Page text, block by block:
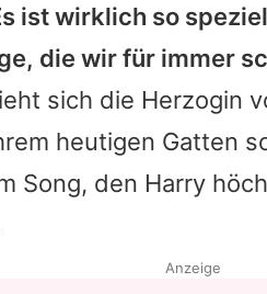
ist wirklich so
die wir für immer
sich die Herzogin
heutigen Gatten
Song, den Harry
Anzeige